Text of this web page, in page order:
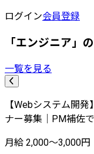
ログイン会員登録
「エンジニア」
一覧を見る
【Webシステム開
ナー募集｜PM補佐
月給 2,000〜3,000円